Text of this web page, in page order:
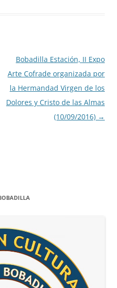
Bobadilla Estación, II Expo
Arte Cofrade organizada por
la Hermandad Virgen de los
Dolores y Cristo de las Almas
(10/09/2016) →